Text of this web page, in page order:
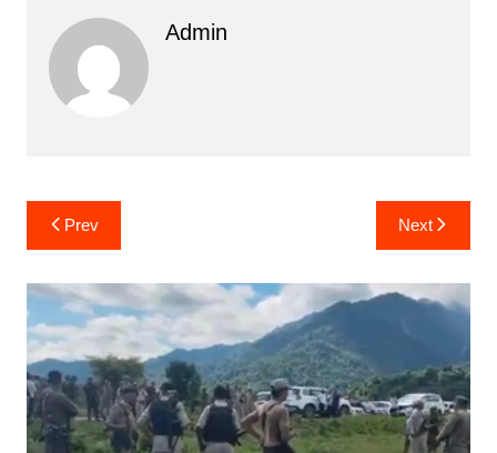
Admin
Post
navigation
Prev Next